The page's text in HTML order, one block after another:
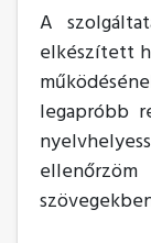
A
elkészített
legapróbb